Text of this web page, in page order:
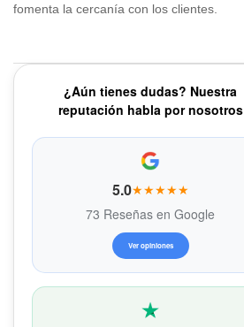
fomenta la cercanía con los clientes.
¿Aún tienes dudas? Nuestra
reputación habla por nosotros
5.0★★★★★
73 Reseñas en Google
Ver opiniones